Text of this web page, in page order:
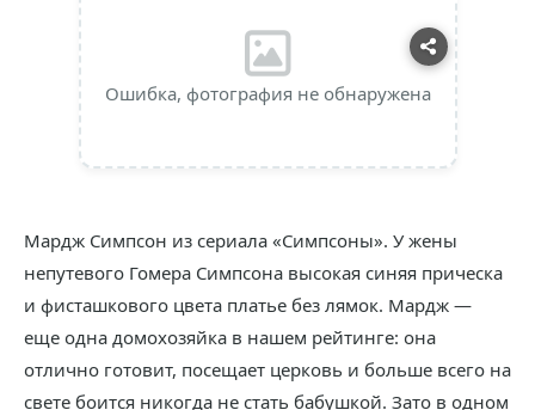
Ошибка, фотография не обнаружена
Мардж Симпсон из сериала «Симпсоны». У жены
непутевого Гомера Симпсона высокая синяя прическа
и фисташкового цвета платье без лямок. Мардж —
еще одна домохозяйка в нашем рейтинге: она
отлично готовит, посещает церковь и больше всего на
свете боится никогда не стать бабушкой. Зато в одном